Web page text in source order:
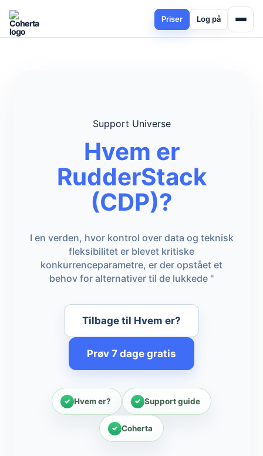
Priser Log på
Support Universe
Hvem er
RudderStack
(CDP)?
I en verden, hvor kontrol over data og teknisk
fleksibilitet er blevet kritiske
konkurrenceparametre, er der opstået et
behov for alternativer til de lukkede "
Tilbage til Hvem er?
Prøv 7 dage gratis
Hvem er? Support guide
Coherta